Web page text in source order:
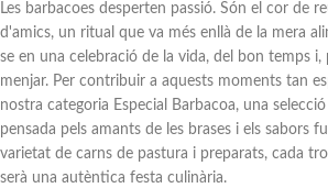
Les barbacoes desperten passió. Són el cor de
d'amics, un ritual que va més enllà de la mera
se en una celebració de la vida, del bon temps
menjar. Per contribuir a aquests moments tan
nostra categoria Especial Barbacoa, una
pensada pels amants de les brases i els sabors
varietat de carns de pastura i preparats, cada
serà una autèntica festa culinària.